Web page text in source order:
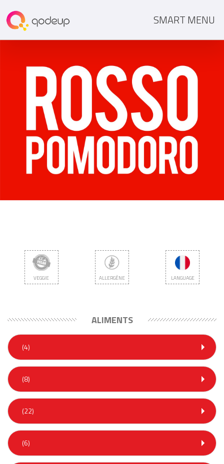
SMART MENU
VEGGIE ALLERGÈNE LANGUAGE
ALIMENTS
(4)
(8)
(22)
(6)